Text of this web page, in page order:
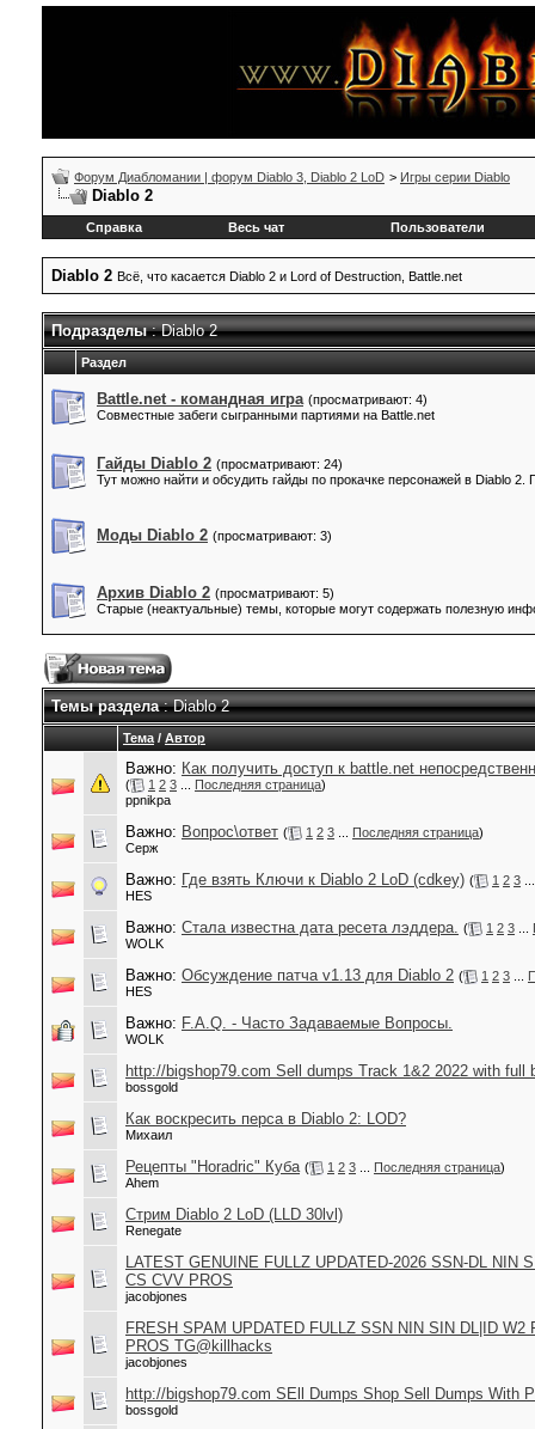
Форум Диабломании | форум Diablo 3, Diablo 2 LoD > Игры серии Diablo
Diablo 2
Справка Весь чат Пользователи
Diablo 2 Всё, что касается Diablo 2 и Lord of Destruction, Battle.net
Подразделы: Diablo 2
Раздел
Battle.net - командная игра (просматривают: 4)
Совместные забеги сыгранными партиями на Battle.net
Гайды Diablo 2 (просматривают: 24)
Тут можно найти и обсудить гайды по прокачке персонажей в Diablo
Моды Diablo 2 (просматривают: 3)
Архив Diablo 2 (просматривают: 5)
Старые (неактуальные) темы, которые могут содержать полезную
Темы раздела: Diablo 2
Тема / Автор
Важно: Как получить доступ к battle.net
( 1 2 3 Последняя страница)
ppnikpa
Важно: Вопрос\ответ ( 1 2 3 Последняя страница)
Серж
Важно: Где взять Ключи к Diablo 2 LoD (cdkey) ( 1 2 3
HES
Важно: Стала известна дата ресета лэддера. ( 1 2 3
WOLK
Важно: Обсуждение патча v1.13 для Diablo 2 ( 1 2 3
HES
Важно: F.A.Q. - Часто Задаваемые Вопросы.
WOLK
http://bigshop79.com Sell dumps Track 1&2 2022 with full
bossgold
Как воскресить перса в Diablo 2: LOD?
Михаил
Рецепты "Horadric" Куба ( 1 2 3 Последняя страница)
Ahem
Стрим Diablo 2 LoD (LLD 30lvl)
Renegate
LATEST GENUINE FULLZ UPDATED-2026 SSN-DL NIN
CS CVV PROS
jacobjones
FRESH SPAM UPDATED FULLZ SSN NIN SIN DL|ID
PROS TG@killhacks
jacobjones
http://bigshop79.com SEll Dumps Shop Sell Dumps With
bossgold